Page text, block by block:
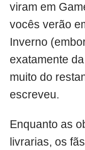
viram em
vocês verão
Inverno
exatamente
muito do
escreveu.
Enquanto as
livrarias, os